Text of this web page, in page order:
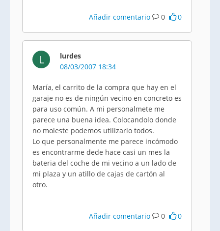
Añadir comentario 0 0
L
lurdes
08/03/2007 18:34
María, el carrito de la compra que hay en el
garaje no es de ningún vecino en concreto es
para uso común. A mi personalmete me
parece una buena idea. Colocandolo donde
no moleste podemos utilizarlo todos.
Lo que personalmente me parece incómodo
es encontrarme dede hace casi un mes la
bateria del coche de mi vecino a un lado de
mi plaza y un atillo de cajas de cartón al
otro.
Añadir comentario 0 0